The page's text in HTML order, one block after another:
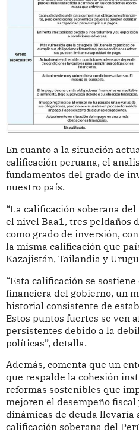
En cuanto a la situación
calificación peruana, el
fundamentos del grado de
nuestro país.
“La calificación soberana
el nivel Baa1, tres peldaños
como grado de inversión,
la misma calificación que
Kazajistán, Tailandia y
“Esta calificación se
financiera del gobierno, un
historial consistente de
Estos puntos fuertes se ven
persistentes debido a la
políticas”, detalla.
Además, comenta que un
que respalde la cohesión
reformas sostenibles que
mejoren el desempeño fiscal
dinámicas de deuda llevaría
calificación soberana del